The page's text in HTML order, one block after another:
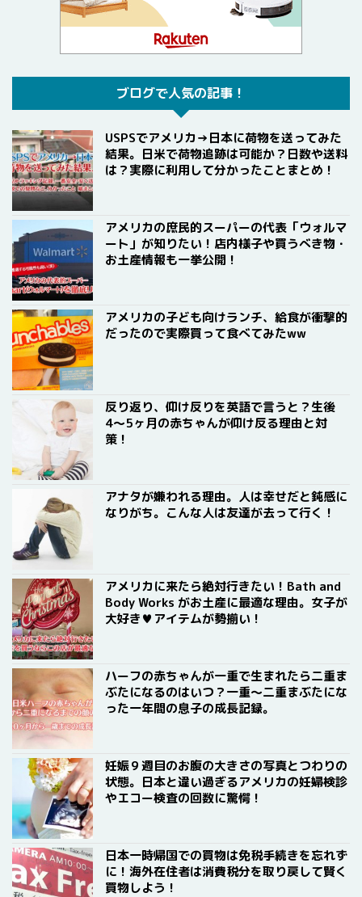
ブログで人気の記事！
USPSでアメリカ→日本に荷物を送ってみた
結果。日米で荷物追跡は可能か？日数や送料
は？実際に利用して分かったことまとめ！
アメリカの庶民的スーパーの代表「ウォルマ
ート」が知りたい！店内様子や買うべき物・
お土産情報も一挙公開！
アメリカの子ども向けランチ、給食が衝撃的
だったので実際買って食べてみたww
反り返り、仰け反りを英語で言うと？生後
4〜5ヶ月の赤ちゃんが仰け反る理由と対
策！
アナタが嫌われる理由。人は幸せだと鈍感に
なりがち。こんな人は友達が去って行く！
アメリカに来たら絶対行きたい！Bath and
Body Works がお土産に最適な理由。女子が
大好き♥アイテムが勢揃い！
ハーフの赤ちゃんが一重で生まれたら二重ま
ぶたになるのはいつ？一重〜二重まぶたにな
った一年間の息子の成長記録。
妊娠９週目のお腹の大きさの写真とつわりの
状態。日本と違い過ぎるアメリカの妊婦検診
やエコー検査の回数に驚愕！
日本一時帰国での買物は免税手続きを忘れず
に！海外在住者は消費税分を取り戻して賢く
買物しよう！